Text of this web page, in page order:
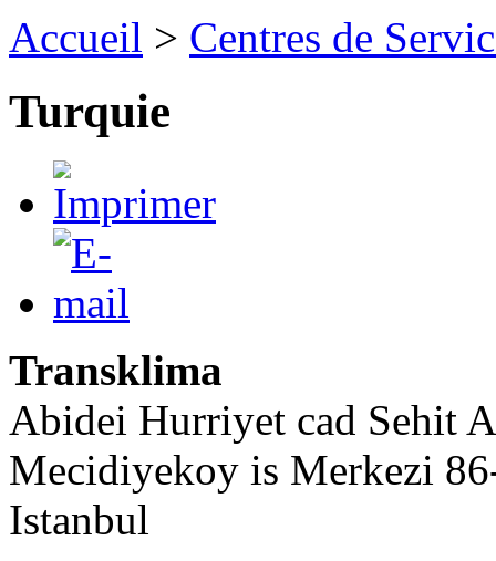
Accueil > Centres de
Turquie
Transklima
Abidei Hurriyet cad Sehit
Mecidiyekoy is Merkezi
Istanbul